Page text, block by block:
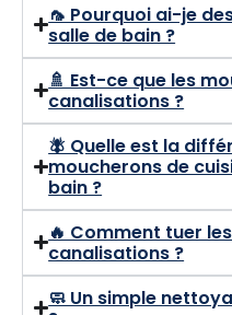
🦟 Pourquoi ai-je
salle de bain ?
🚿 Est-ce que les
canalisations ?
🪰 Quelle est la
moucherons de
bain ?
🔥 Comment tuer
canalisations ?
🧼 Un simple